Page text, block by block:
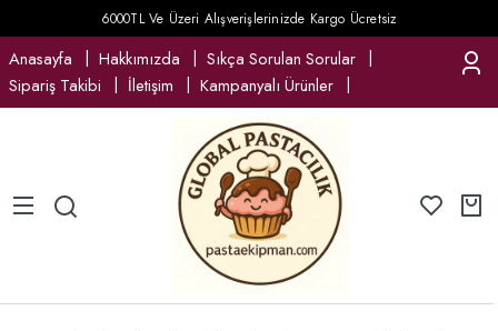
6000TL Ve Üzeri Alışverişlerinizde Kargo Ücretsiz
Anasayfa Hakkımızda
Sıkça Sorulan Sorular
Sipariş Takibi
İletişim Kampanyalı Ürünler